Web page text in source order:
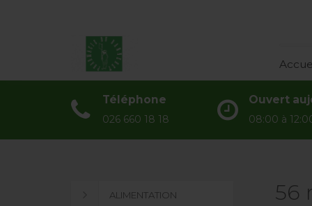
Téléphone
026 660 18 18
Ouvert
08:00 à
Actualités
À propos
ALIMENTATION 56